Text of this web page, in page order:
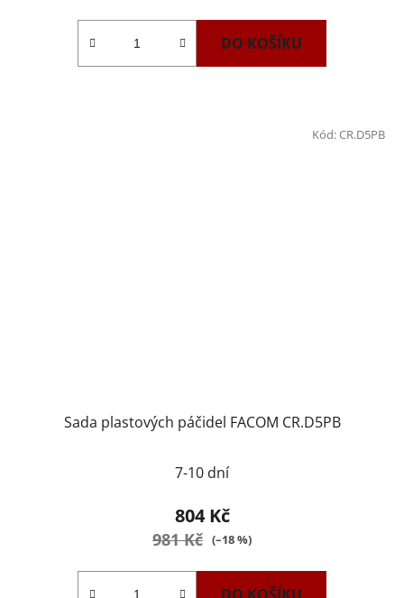
DO KOŠÍKU
Sada plastových páčidel FACOM CR.D5PB
7-10 dní
804 Kč
981 Kč (–18 %)
DO KOŠÍKU
Kód:CR.D5PB